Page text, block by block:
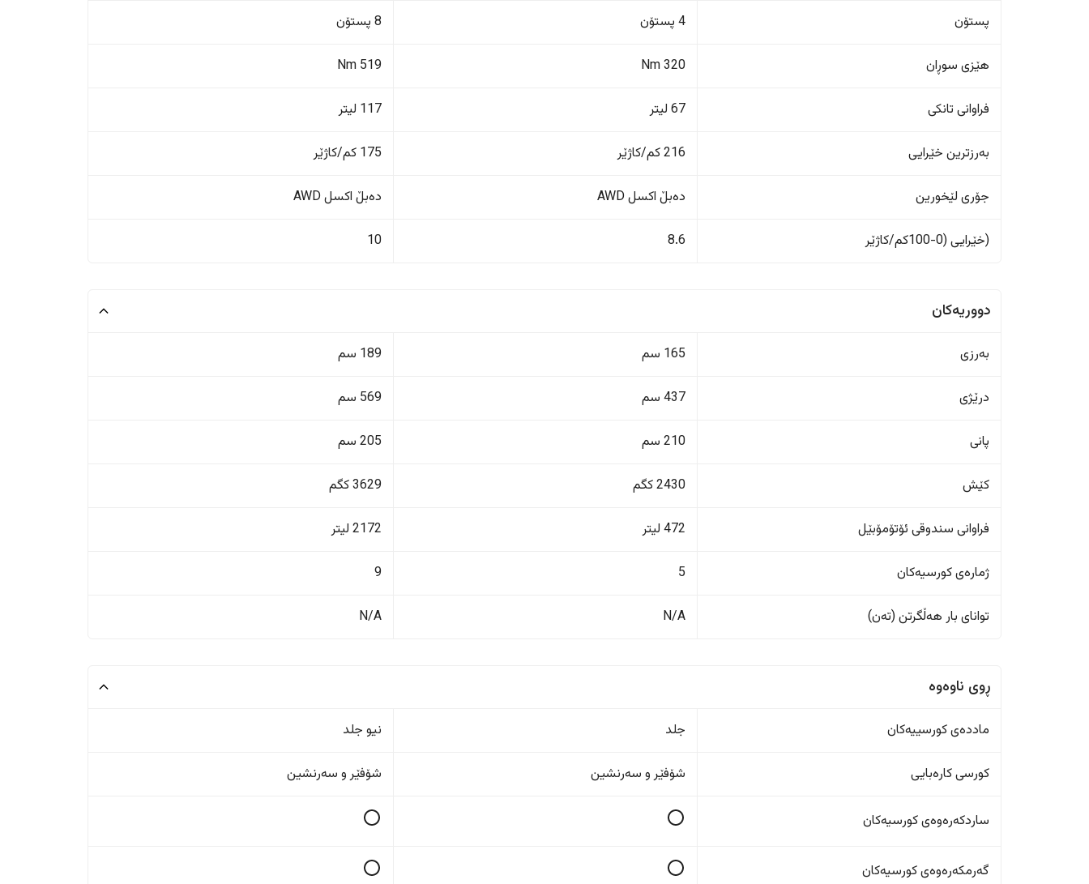
پستۆن 4 پستۆن 8 پستۆن
هێزی سوڕان 320 Nm
519 Nm
فراوانی تانکی 67 لیتر 117 لیتر
بەرزترین خێرایی 216 کم/کاژێر 175 کم/کاژێر
جۆری لێخورین دەبڵ اکسل AWD دەبڵ اکسل AWD
(خێرایی (0-100کم/کاژێر 8.6
10
دووریەکان
بەرزی 165 سم 189 سم
درێژی 437 سم 569 سم
پانی 210 سم 205 سم
کێش 2430 کگم 3629 کگم
فراوانی سندوقی ئۆتۆمۆبێل 472 لیتر 2172 لیتر
ژمارەی کورسیەکان 5
9
تواناى بار هەڵگرتن (تەن) N/A
N/A
ڕوی ناوەوە
ماددەی کورسییەکان جلد نیو جلد
کورسی کارەبایی شۆفێر و سەرنشین شۆفێر و سەرنشین
ساردکەرەوەی کورسیەکان
گەرمکەرەوەی کورسیەکان